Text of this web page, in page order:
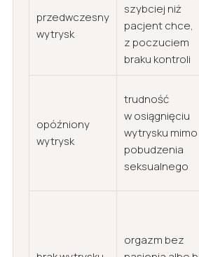
przedwczesny
wytrysk
szybciej niż
pacjent chce,
z poczuciem
braku kontroli
opóźniony
wytrysk
trudność
w osiągnięciu
wytrysku mimo
pobudzenia
seksualnego
orgazm bez